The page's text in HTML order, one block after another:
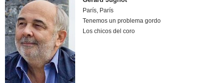
París, París
Tenemos un problema gordo
Los chicos del coro